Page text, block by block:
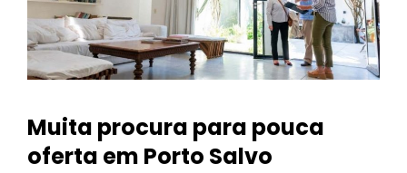
Muita procura para pouca
oferta em Porto Salvo